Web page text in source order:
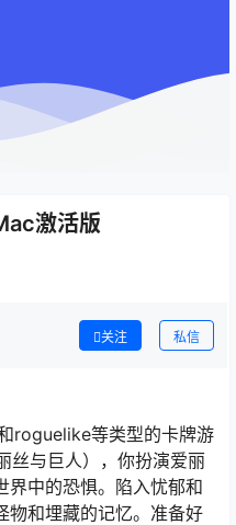
激活版
关注 私信
roguelike等类型的卡牌游
与巨人），你扮演爱丽
界中的恐惧。陷入忧郁和
物和埋藏的记忆。准备好